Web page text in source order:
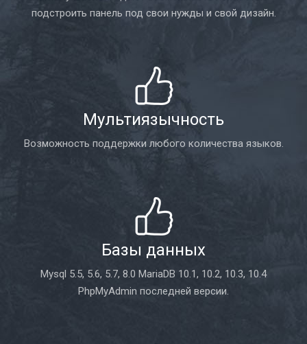
подстроить панель под свои нужды и свой дизайн.
Мультиязычность
Возможность поддержки любого количества языков.
Базы данных
Mysql 5.5, 5.6, 5.7, 8.0 MariaDB 10.1, 10.2, 10.3, 10.4
PhpMyAdmin последней версии.